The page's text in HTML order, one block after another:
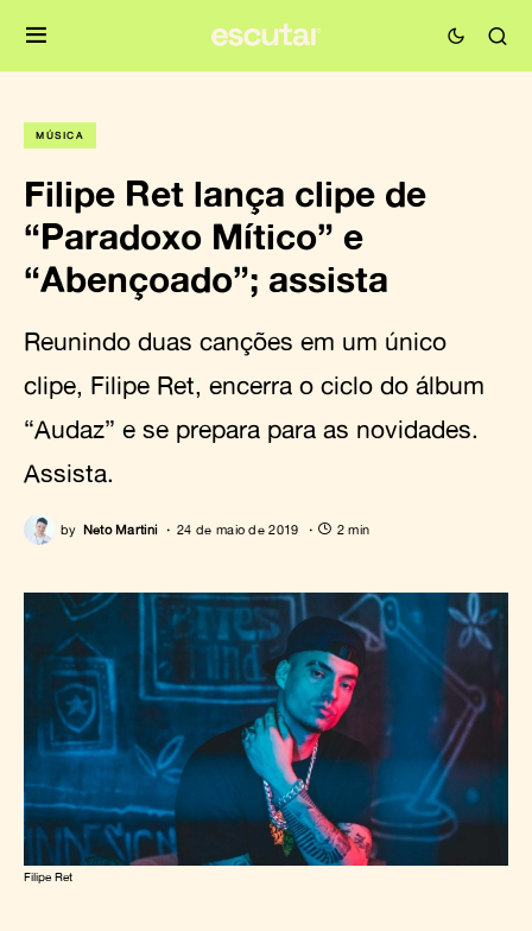
MÚSICA
Filipe Ret lança clipe de
“Paradoxo Mítico” e
“Abençoado”; assista
Reunindo duas canções em um único
clipe, Filipe Ret, encerra o ciclo do álbum
“Audaz” e se prepara para as novidades.
Assista.
by Neto Martini 24 de maio de 2019 2 min
Filipe Ret